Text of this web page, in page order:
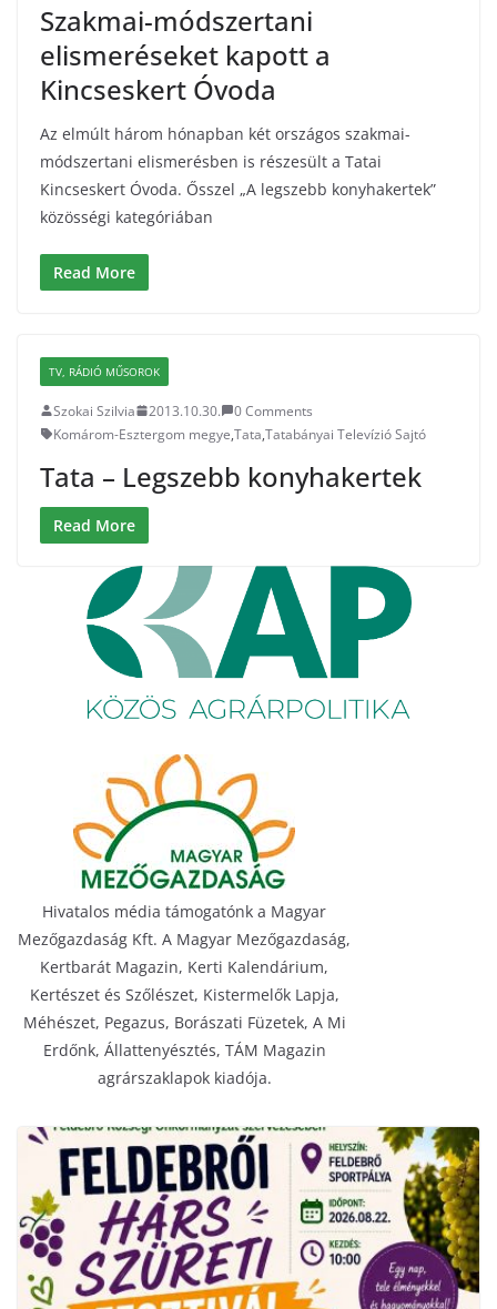
Szakmai-módszertani
elismeréseket kapott a
Kincseskert Óvoda
Az elmúlt három hónapban két országos szakmai-
módszertani elismerésben is részesült a Tatai
Kincseskert Óvoda. Ősszel „A legszebb konyhakertek”
közösségi kategóriában
Read More
TV, RÁDIÓ MŰSOROK
Szokai Szilvia 2013.10.30.
0 Comments
Komárom-Esztergom megye,Tata,Tatabányai Televízió Sajtó
Tata – Legszebb konyhakertek
Read More
Hivatalos média támogatónk a Magyar
Mezőgazdaság Kft. A Magyar Mezőgazdaság,
Kertbarát Magazin, Kerti Kalendárium,
Kertészet és Szőlészet, Kistermelők Lapja,
Méhészet, Pegazus, Borászati Füzetek, A Mi
Erdőnk, Állattenyésztés, TÁM Magazin
agrárszaklapok kiadója.